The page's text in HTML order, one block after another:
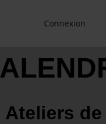
Connexion
Ateliers